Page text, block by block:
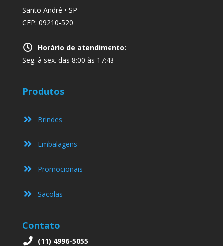
Santo André • SP
CEP: 09210-520
Horário de atendimento:
Seg. à sex. das 8:00 às 17:48
Produtos
Brindes
Embalagens
Promocionais
Sacolas
Contato
(11) 4996-5055